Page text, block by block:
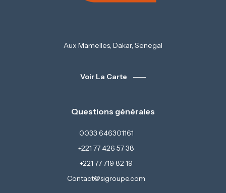
Aux Mamelles, Dakar, Senegal
Voir La Carte
Questions générales
0033 646301161
+221 77 426 57 38
+221 77 719 82 19
Contact@sigroupe.com